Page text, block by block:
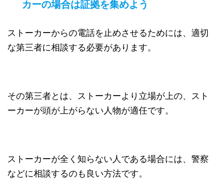
カーの場合は証拠を集めよう
ストーカーからの電話を止めさせるためには、適切
な第三者に相談する必要があります。
その第三者とは、ストーカーより立場が上の、スト
ーカーが頭が上がらない人物が適任です。
ストーカーが全く知らない人である場合には、警察
などに相談するのも良い方法です。